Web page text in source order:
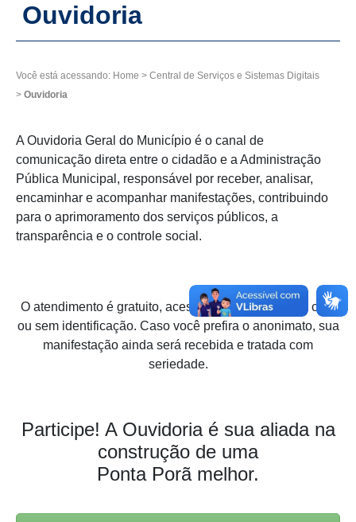
Ouvidoria
Você está acessando: Home > Central de Serviços e Sistemas Digitais
> Ouvidoria
A Ouvidoria Geral do Município é o canal de
comunicação direta entre o cidadão e a Administração
Pública Municipal, responsável por receber, analisar,
encaminhar e acompanhar manifestações, contribuindo
para o aprimoramento dos serviços públicos, a
transparência e o controle social.
O atendimento é gratuito, acessível e pode ser feito com
ou sem identificação. Caso você prefira o anonimato, sua
manifestação ainda será recebida e tratada com
seriedade.
Participe! A Ouvidoria é sua aliada na
construção de uma
Ponta Porã melhor.